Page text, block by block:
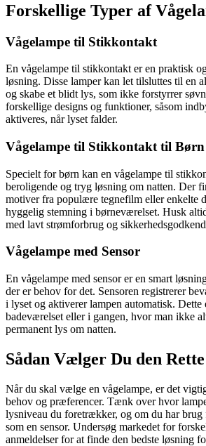
Forskellige Typer af
Vågelampe til Stikkontakt
En vågelampe til stikkontakt er en praktisk
løsning. Disse lamper kan let tilsluttes til en
og skabe et blidt lys, som ikke forstyrrer
forskellige designs og funktioner, såsom
aktiveres, når lyset falder.
Vågelampe til Stikkontakt til Børn
Specielt for børn kan en vågelampe til
beroligende og tryg løsning om natten. Der
motiver fra populære tegnefilm eller enkelte
hyggelig stemning i børneværelset. Husk
med lavt strømforbrug og
Vågelampe med Sensor
En vågelampe med sensor er en smart
der er behov for det. Sensoren registrerer
i lyset og aktiverer lampen automatisk.
badeværelset eller i gangen, hvor man ikke
permanent lys om natten.
Sådan Vælger Du den
Når du skal vælge en vågelampe, er det
behov og præferencer. Tænk over hvor
lysniveau du foretrækker, og om du har
som en sensor. Undersøg markedet for
anmeldelser for at finde den bedste løsning